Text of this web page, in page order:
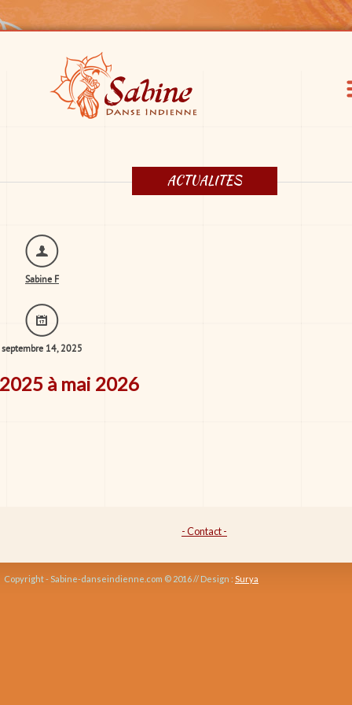
ACTUALITES
Sabine F
septembre 14, 2025
à mai 2026
- Contact -
Copyright - Sabine-danseindienne.com © 2016 // Design : Surya